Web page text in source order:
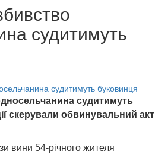
судитимуть
судитимуть
скерували обвинувальний акт
вини 54-річного жителя